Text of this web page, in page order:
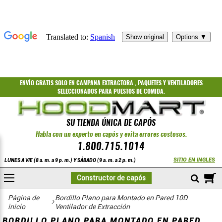
ENVÍO GRATISSOLO EN CAMPANA EXTRACTORA ,PAQUETESYVENTILADORES
SELECCIONADOS PARA PUESTOS DE COMIDA.
SU TIENDA ÚNICA DE CAPÓS
Habla con un experto en capós y evita errores costosos.
1.800.715.1014
LUNES A VIE (8 a. m. a 9 p. m.) Y SÁBADO (9 a. m. a 2 p. m.) SITIO EN INGLES
Constructor de capós
Página de
inicio
COMPRAR
Escapar
Bordillo Plano para Montado en Pared 10D
Ventilador de Extracción